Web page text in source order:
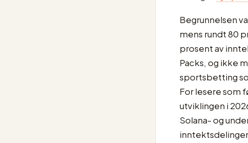
Begrunnelsen
mens rundt 80
prosent av
Packs, og ikke
sportsbetting
For lesere som
utviklingen i
Solana- og